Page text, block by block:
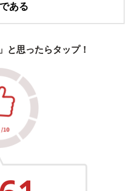
ある
と思ったらタップ！